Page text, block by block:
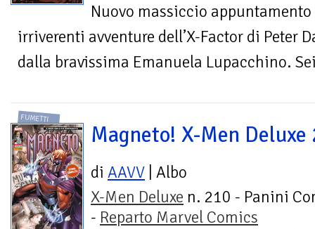
Nuovo massiccio
irriverenti avventure dell’X-Factor di Peter
dalla bravissima Emanuela Lupacchino.
FUMETTI
Magneto! X-Men Deluxe
di AAVV | Albo
X-Men Deluxe n. 210 - Panini
- Reparto Marvel Comics